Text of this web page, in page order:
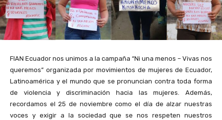
FIAN Ecuador nos unimos a la campaña “Ni una menos – Vivas nos
queremos” organizada por movimientos de mujeres de Ecuador,
Latinoamérica y el mundo que se pronuncian contra toda forma
de violencia y discriminación hacia las mujeres. Además,
recordamos el 25 de noviembre como el día de alzar nuestras
voces y exigir a la sociedad que se nos respeten nuestros